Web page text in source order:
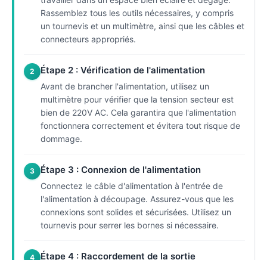
Rassemblez tous les outils nécessaires, y compris
un tournevis et un multimètre, ainsi que les câbles et
connecteurs appropriés.
2 Étape 2 : Vérification de l'alimentation
Avant de brancher l'alimentation, utilisez un
multimètre pour vérifier que la tension secteur est
bien de 220V AC. Cela garantira que l'alimentation
fonctionnera correctement et évitera tout risque de
dommage.
3 Étape 3 : Connexion de l'alimentation
Connectez le câble d'alimentation à l'entrée de
l'alimentation à découpage. Assurez-vous que les
connexions sont solides et sécurisées. Utilisez un
tournevis pour serrer les bornes si nécessaire.
4 Étape 4 : Raccordement de la sortie